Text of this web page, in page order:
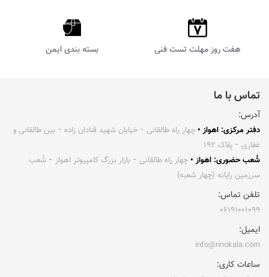
هفت روز مهلت تست فنی بسته بندی ایمن
تماس با ما
آدرس:
دفتر مرکزی: اهواز • چهار راه طالقانی ⁃ خیابان شهید قنادان زاده ⁃ بین طالقانی و
غفاری ⁃ پلاک ۱۹۲
شُعب حضوری: اهواز • چهار راه طالقانی ⁃ بازار بزرگ کامپیوتر اهواز ⁃ شُعب
سرزمین رایانه (چهار شعبه)
تلفن تماس:
۰۶۱۹۱۰۰۱۰۹۹
ایمیل:
info@rinokala.com
ساعات کاری: